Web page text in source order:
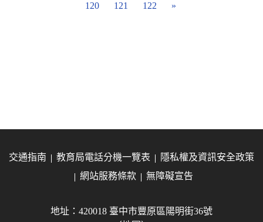
120 121 122 »
交通指南 教育局電話分機一覽表
隱私權及資訊安全政策
網站服務條款
無障礙宣告
地址：420018 臺中市豐原區陽明街36號